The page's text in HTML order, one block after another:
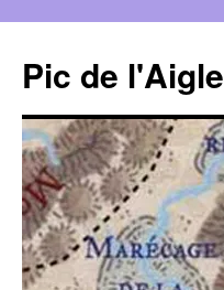
contenu
Pic de l'Aigle